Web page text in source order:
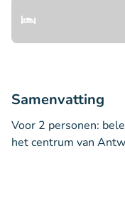
Samenvatting
Voor 2 personen:
het centrum van